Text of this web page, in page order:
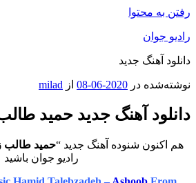
جدید
در 2020-06-08 ازmilad
آهنگ جدید حمید طالب
شنوده آهنگ جدید “حمید طالب زاده” به
رادیو جوان باشید